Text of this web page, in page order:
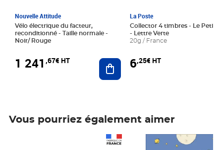
Nouvelle Attitude
Vélo électrique du facteur,
reconditionné - Taille normale -
Noir/ Rouge
1 241 ,67€ HT Ajouter au panier
La Poste
Collector 4 timbres - Le Petit
- Lettre Verte
20g / France
6,25€ HT
Vous pourriez également aimer
Prix 6,25€ HT